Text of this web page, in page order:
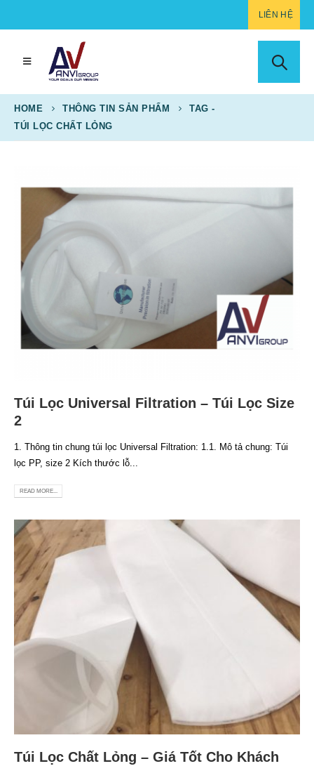
LIÊN HỆ
HOME THÔNG TIN SẢN PHẨM
TAG -
TÚI LỌC CHẤT LỎNG
Túi Lọc Universal Filtration – Túi Lọc Size
2
1. Thông tin chung túi lọc Universal Filtration: 1.1. Mô tả chung: Túi
lọc PP, size 2 Kích thước lỗ...
READ MORE...
Túi Lọc Chất Lỏng – Giá Tốt Cho Khách